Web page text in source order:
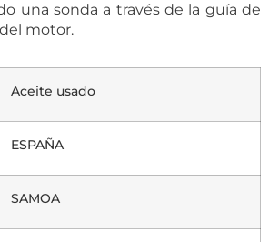
una sonda a través de la guía de
motor.
Aceite usado
ESPAÑA
SAMOA